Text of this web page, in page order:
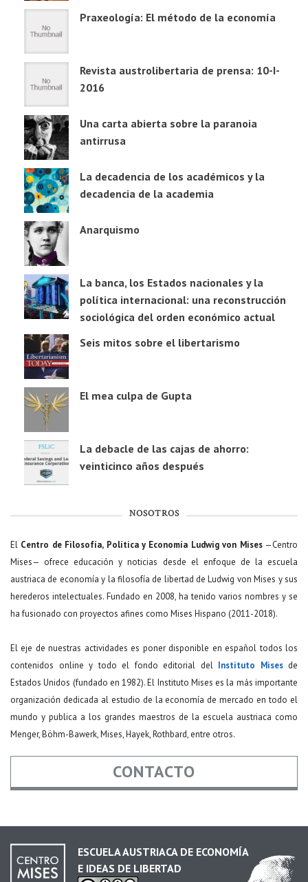
Praxeología: El método de la economía
Revista austrolibertaria de prensa: 10-I-
2016
Una carta abierta sobre la paranoia
antirrusa
La decadencia de los académicos y la
decadencia de la academia
Anarquismo
La banca, los Estados nacionales y la
política internacional: una reconstrucción
sociológica del orden económico actual
Seis mitos sobre el libertarismo
El mea culpa de Gupta
La debacle de las cajas de ahorro:
veinticinco años después
NOSOTROS
El Centro de Filosofía, Política y Economía Ludwig von Mises—Centro
Mises— ofrece educación y noticias desde el enfoque de la escuela
austriaca de economía y la filosofía de libertad de Ludwig von Mises y sus
herederos intelectuales. Fundado en 2008, ha tenido varios nombres y se
ha fusionado con proyectos afines como Mises Hispano (2011-2018).
El eje de nuestras actividades es poner disponible en español todos los
contenidos online y todo el fondo editorial del Instituto Misesde
Estados Unidos (fundado en 1982). El Instituto Mises es la más importante
organización dedicada al estudio de la economía de mercado en todo el
mundo y publica a los grandes maestros de la escuela austriaca como
Menger, Böhm-Bawerk, Mises, Hayek, Rothbard, entre otros.
CONTACTO
Email *
ESCUELA AUSTRIACA DE ECONOMÍA
E IDEAS DE LIBERTAD